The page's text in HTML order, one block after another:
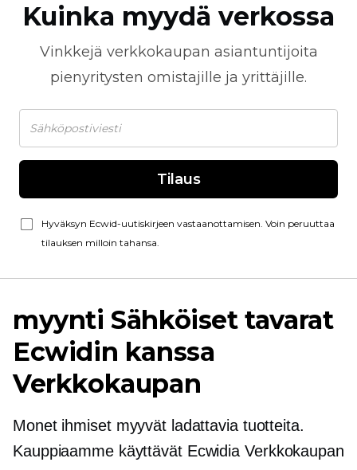
Kuinka myydä verkossa
Vinkkejä verkkokaupan asiantuntijoita
pienyritysten omistajille ja yrittäjille.
Tilaus
Hyväksyn Ecwid-uutiskirjeen vastaanottamisen. Voin peruuttaa
tilauksen milloin tahansa.
myyntiSähköiset tavarat
Ecwidin kanssa
Verkkokaupan
Monet ihmiset myyvät ladattavia tuotteita.
Kauppiaamme käyttävät Ecwidia Verkkokaupan